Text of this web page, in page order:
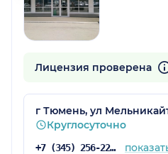
Лицензия проверена
г Тюмень, ул
Круглосуточно
+7 (345) 256-22-02